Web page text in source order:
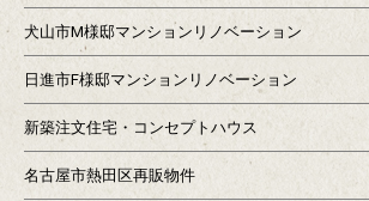
犬山市M様邸マンションリノベーション
日進市F様邸マンションリノベーション
新築注文住宅・コンセプトハウス
名古屋市熱田区再販物件